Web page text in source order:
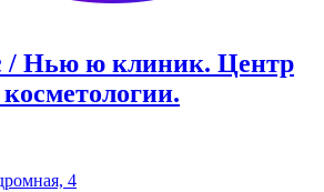
/ Нью ю клиник. ​Центр
4